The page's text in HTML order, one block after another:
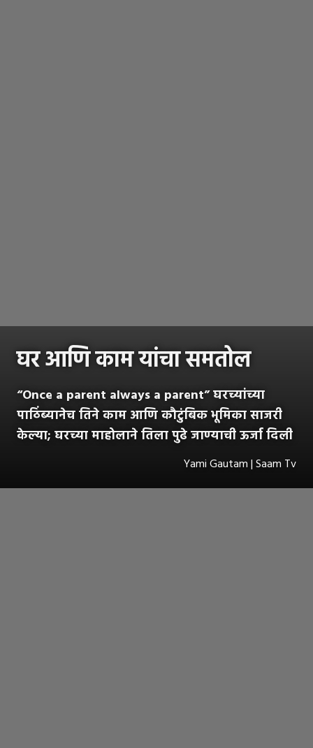
घर आणि काम यांचा समतोल
“Once a parent always a parent” घरच्यांच्या
पाठिंब्यानेच तिने काम आणि कौटुंबिक भूमिका साजरी
केल्या; घरच्या माहोलाने तिला पुढे जाण्याची ऊर्जा दिली
Yami Gautam | Saam Tv